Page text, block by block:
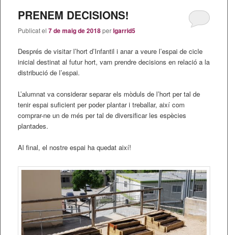
PRENEM DECISIONS!
Publicat el 7 de maig de 2018perlgarrid5
Després de visitar l’hort d’Infantil i anar a veure l’espai de cicle
inicial destinat al futur hort, vam prendre decisions en relació a la
distribució de l’espai.
L’alumnat va considerar separar els mòduls de l’hort per tal de
tenir espai suficient per poder plantar i treballar, així com
comprar-ne un de més per tal de diversificar les espècies
plantades.
Al final, el nostre espai ha quedat així!